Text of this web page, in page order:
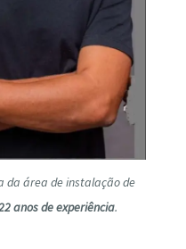
da área de instalação de
anos de experiência.